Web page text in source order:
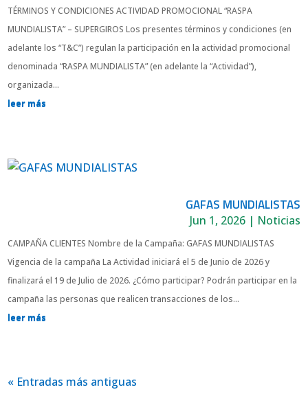
TÉRMINOS Y CONDICIONES ACTIVIDAD PROMOCIONAL “RASPA
MUNDIALISTA” – SUPERGIROS Los presentes términos y condiciones (en
adelante los “T&C”) regulan la participación en la actividad promocional
denominada “RASPA MUNDIALISTA” (en adelante la “Actividad”),
organizada...
leer más
GAFAS MUNDIALISTAS
Jun 1, 2026| Noticias
CAMPAÑA CLIENTES Nombre de la Campaña: GAFAS MUNDIALISTAS
Vigencia de la campaña La Actividad iniciará el 5 de Junio de 2026 y
finalizará el 19 de Julio de 2026. ¿Cómo participar? Podrán participar en la
campaña las personas que realicen transacciones de los...
leer más
« Entradas más antiguas